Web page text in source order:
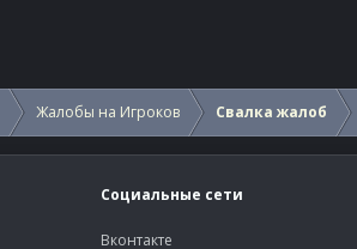
Жалобы на Игроков Свалка жалоб
Социальные сети
Вконтакте